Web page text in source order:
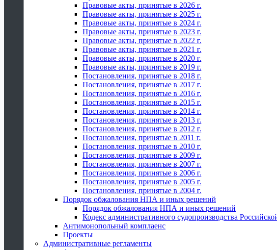
Правовые акты, принятые в 2026 г.
Правовые акты, принятые в 2025 г.
Правовые акты, принятые в 2024 г.
Правовые акты, принятые в 2023 г.
Правовые акты, принятые в 2022 г.
Правовые акты, принятые в 2021 г.
Правовые акты, принятые в 2020 г.
Правовые акты, принятые в 2019 г.
Постановления, принятые в 2018 г.
Постановления, принятые в 2017 г.
Постановления, принятые в 2016 г.
Постановления, принятые в 2015 г.
Постановления, принятые в 2014 г.
Постановления, принятые в 2013 г.
Постановления, принятые в 2012 г.
Постановления, принятые в 2011 г.
Постановления, принятые в 2010 г.
Постановления, принятые в 2009 г.
Постановления, принятые в 2007 г.
Постановления, принятые в 2006 г.
Постановления, принятые в 2005 г.
Постановления, принятые в 2004 г.
Порядок обжалования НПА и иных решений
Порядок обжалования НПА и иных решений
Кодекс административного судопроизводства
Антимонопольный комплаенс
Проекты
Административные регламенты